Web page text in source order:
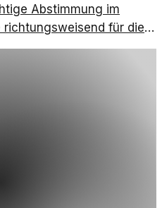
Abstimmung im
für die
und die Community ist.